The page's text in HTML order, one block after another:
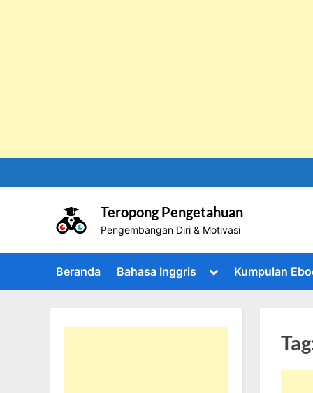
to
Teropong Pengetahuan
Pengembangan Diri & Motivasi
Beranda Bahasa Inggris
Toggle
menu
Kumpulan